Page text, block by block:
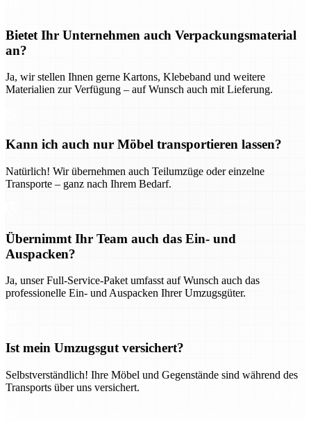
Bietet Ihr Unternehmen auch Verpackungsmaterial
an?
Ja, wir stellen Ihnen gerne Kartons, Klebeband und weitere
Materialien zur Verfügung – auf Wunsch auch mit Lieferung.
Kann ich auch nur Möbel transportieren lassen?
Natürlich! Wir übernehmen auch Teilumzüge oder einzelne
Transporte – ganz nach Ihrem Bedarf.
Übernimmt Ihr Team auch das Ein- und
Auspacken?
Ja, unser Full-Service-Paket umfasst auf Wunsch auch das
professionelle Ein- und Auspacken Ihrer Umzugsgüter.
Ist mein Umzugsgut versichert?
Selbstverständlich! Ihre Möbel und Gegenstände sind während des
Transports über uns versichert.